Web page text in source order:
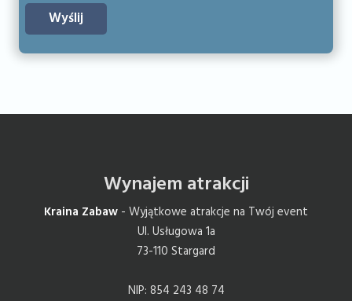
Wynajem atrakcji
Kraina Zabaw - Wyjątkowe atrakcje na Twój event
Ul. Usługowa 1a
73-110 Stargard
NIP: 854 243 48 74